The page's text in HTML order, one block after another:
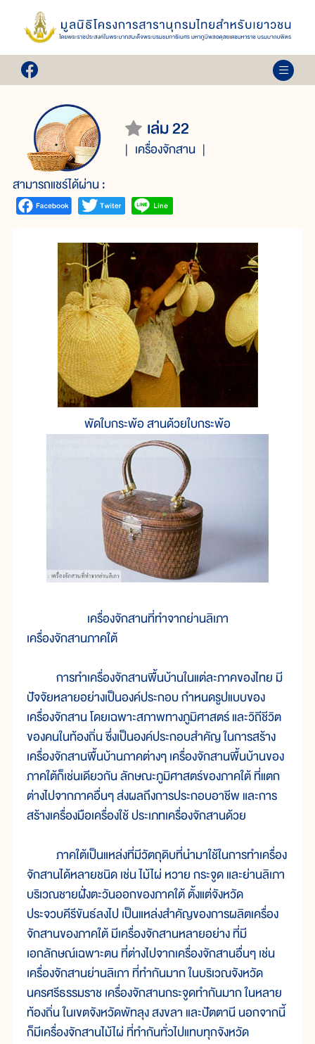
เล่ม 22
เครื่องจักสาน
สามารถแชร์ได้ผ่าน :
พัดใบกระพ้อ สานด้วยใบกระพ้อ
เครื่องจักสานที่ทำจากย่านลิเภา
เครื่องจักสานภาคใต้
การทำเครื่องจักสานพื้นบ้านในแต่ละภาคของไทย มี
ปัจจัยหลายอย่างเป็นองค์ประกอบ กำหนดรูปแบบของ
เครื่องจักสาน โดยเฉพาะสภาพทางภูมิศาสตร์ และวิถีชีวิต
ของคนในท้องถิ่น ซึ่งเป็นองค์ประกอบสำคัญ ในการสร้าง
เครื่องจักสานพื้นบ้านภาคต่างๆ เครื่องจักสานพื้นบ้านของ
ภาคใต้ก็เช่นเดียวกัน ลักษณะภูมิศาสตร์ของภาคใต้ ที่แตก
ต่างไปจากภาคอื่นๆ ส่งผลถึงการประกอบอาชีพ และการ
สร้างเครื่องมือเครื่องใช้ ประเภทเครื่องจักสานด้วย
ภาคใต้เป็นแหล่งที่มีวัตถุดิบที่นำมาใช้ในการทำเครื่อง
จักสานได้หลายชนิด เช่น ไม้ไผ่ หวาย กระจูด และย่านลิเภา
บริเวณชายฝั่งตะวันออกของภาคใต้ ตั้งแต่จังหวัด
ประจวบคีรีขันธ์ลงไป เป็นแหล่งสำคัญของการผลิตเครื่อง
จักสานของภาคใต้ มีเครื่องจักสานหลายอย่าง ที่มี
เอกลักษณ์เฉพาะตน ที่ต่างไปจากเครื่องจักสานอื่นๆ เช่น
เครื่องจักสานย่านลิเภา ที่ทำกันมาก ในบริเวณจังหวัด
นครศรีธรรมราช เครื่องจักสานกระจูดทำกันมาก ในหลาย
ท้องถิ่น ในเขตจังหวัดพัทลุง สงขลา และปัตตานี นอกจากนี้
ก็มีเครื่องจักสานไม้ไผ่ ที่ทำกันทั่วไปแทบทุกจังหวัด